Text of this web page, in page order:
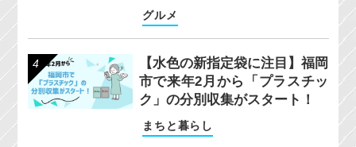
グルメ
【水色の新指定袋に注目】福岡
市で来年2月から「プラスチッ
ク」の分別収集がスタート！
まちと暮らし